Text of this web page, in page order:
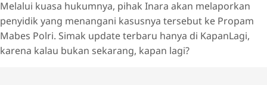
Melalui kuasa hukumnya, pihak Inara akan melaporkan
penyidik yang menangani kasusnya tersebut ke Propam
Mabes Polri. Simak update terbaru hanya di KapanLagi,
karena kalau bukan sekarang, kapan lagi?